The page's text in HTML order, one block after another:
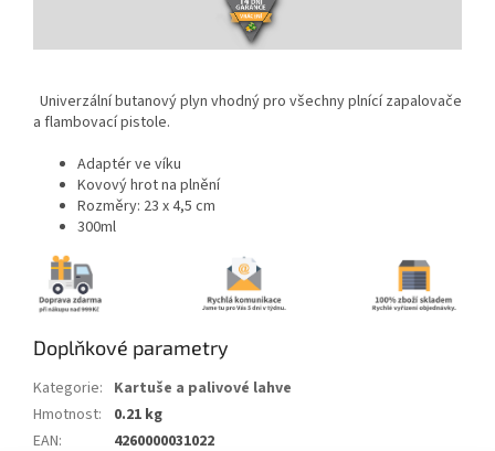
Univerzální butanový plyn vhodný pro všechny plnící zapalovače
a flambovací pistole.
Adaptér ve víku
Kovový hrot na plnění
Rozměry: 23 x 4,5 cm
300ml
Doplňkové parametry
Kategorie: Kartuše a palivové lahve
Hmotnost:
0.21 kg
EAN: 4260000031022